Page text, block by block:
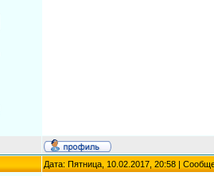
Дата: Пятница, 10.02.2017, 20:58 |